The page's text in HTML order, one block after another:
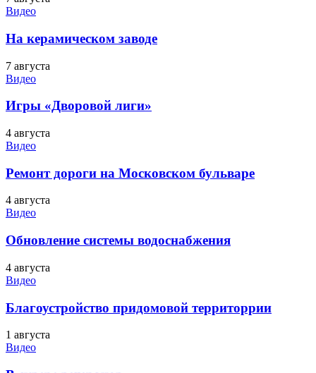
Видео
На керамическом заводе
7 августа
Видео
Игры «Дворовой лиги»
4 августа
Видео
Ремонт дороги на Московском бульваре
4 августа
Видео
Обновление системы водоснабжения
4 августа
Видео
Благоустройство придомовой территоррии
1 августа
Видео